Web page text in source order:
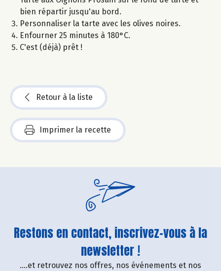
bien répartir jusqu'au bord.
Personnaliser la tarte avec les olives noires.
Enfourner 25 minutes à 180°C.
C'est (déjà) prêt !
Retour à la liste
Imprimer la recette
Restons en contact, inscrivez-vous à la
newsletter !
....et retrouvez nos offres, nos événements et nos